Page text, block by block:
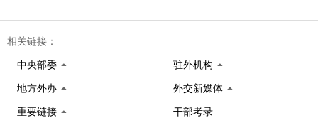
相关链接：
中央部委 驻外机构
地方外办 外交新媒体
重要链接 干部考录